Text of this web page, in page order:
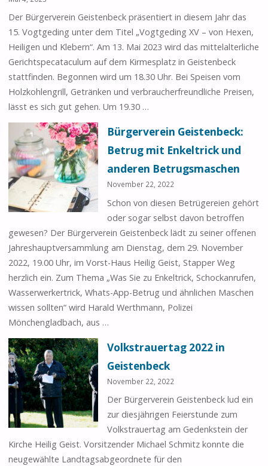
Der Bürgerverein Geistenbeck präsentiert in diesem Jahr das
15. Vogtgeding unter dem Titel „Vogtgeding XV – von Hexen,
Heiligen und Klebern“. Am 13. Mai 2023 wird das mittelalterliche
Gerichtspecataculum auf dem Kirmesplatz in Geistenbeck
stattfinden. Begonnen wird um 18.30 Uhr. Bei Speisen vom
Holzkohlengrill, Getränken und verbraucherfreundliche Preisen,
lässt es sich gut gehen. Um 19.30 …
Bürgerverein Geistenbeck:
Betrug mit Enkeltrick und
anderen Betrugsmaschen
November 22, 2022
Schon von diesen Betrügereien gehört
oder sogar selbst davon betroffen
gewesen? Der Bürgerverein Geistenbeck lädt zu seiner offenen
Jahreshauptversammlung am Dienstag, dem 29. November
2022, 19.00 Uhr, im Vorst-Haus Heilig Geist, Stapper Weg
herzlich ein. Zum Thema „Was Sie zu Enkeltrick, Schockanrufen,
Wasserwerkertrick, Whats-App-Betrug und ähnlichen Maschen
wissen sollten“ wird Harald Werthmann, Polizei
Mönchengladbach, aus …
Volkstrauertag 2022 in
Geistenbeck
November 22, 2022
Der Bürgerverein Geistenbeck lud ein
zur diesjährigen Feierstunde zum
Volkstrauertag am Gedenkstein der
Kirche Heilig Geist. Vorsitzender Michael Schmitz konnte die
neugewählte Landtagsabgeordnete für den